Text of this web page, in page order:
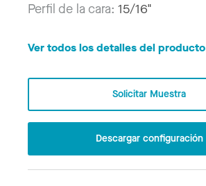
Perfil de la cara: 15/16"
Ver todos los detalles del producto
Solicitar Muestra
Descargar configuración